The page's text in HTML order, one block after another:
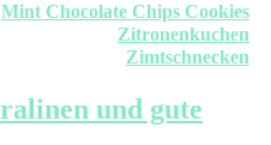
Mint Chocolate Chips Cookies
Zitronenkuchen
Zimtschnecken